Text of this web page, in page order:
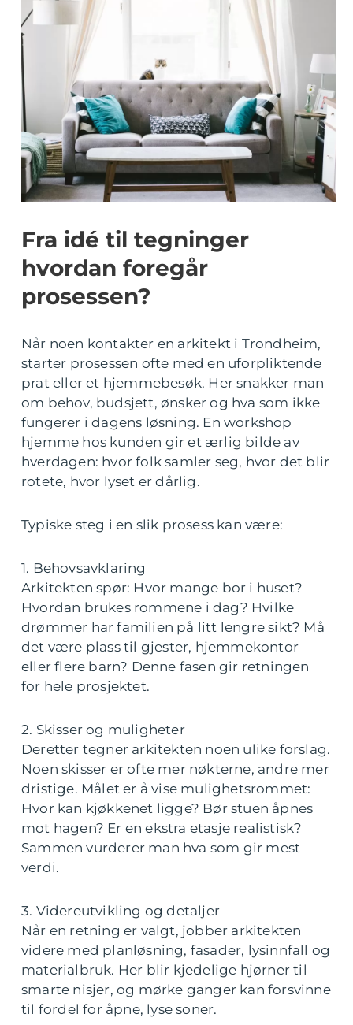
Fra idé til tegninger
hvordan foregår
prosessen?
Når noen kontakter en arkitekt i Trondheim,
starter prosessen ofte med en uforpliktende
prat eller et hjemmebesøk. Her snakker man
om behov, budsjett, ønsker og hva som ikke
fungerer i dagens løsning. En workshop
hjemme hos kunden gir et ærlig bilde av
hverdagen: hvor folk samler seg, hvor det blir
rotete, hvor lyset er dårlig.
Typiske steg i en slik prosess kan være:
1. Behovsavklaring
Arkitekten spør: Hvor mange bor i huset?
Hvordan brukes rommene i dag? Hvilke
drømmer har familien på litt lengre sikt? Må
det være plass til gjester, hjemmekontor
eller flere barn? Denne fasen gir retningen
for hele prosjektet.
2. Skisser og muligheter
Deretter tegner arkitekten noen ulike forslag.
Noen skisser er ofte mer nøkterne, andre mer
dristige. Målet er å vise mulighetsrommet:
Hvor kan kjøkkenet ligge? Bør stuen åpnes
mot hagen? Er en ekstra etasje realistisk?
Sammen vurderer man hva som gir mest
verdi.
3. Videreutvikling og detaljer
Når en retning er valgt, jobber arkitekten
videre med planløsning, fasader, lysinnfall og
materialbruk. Her blir kjedelige hjørner til
smarte nisjer, og mørke ganger kan forsvinne
til fordel for åpne, lyse soner.